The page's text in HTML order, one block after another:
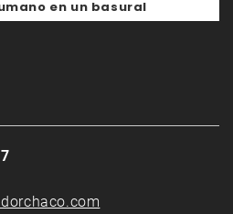
en un basural